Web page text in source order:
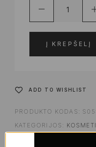
Į KREPŠELĮ
ADD TO WISHLIST
PRODUKTO KODAS:
KATEGORIJOS:
MAKIAŽO PAGRINDAS